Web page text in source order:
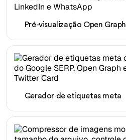
Pré-visualização Open Graph
Gerador de etiquetas meta